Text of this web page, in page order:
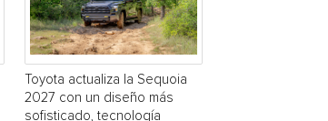
Toyota actualiza la Sequoia
2027 con un diseño más
sofisticado, tecnología